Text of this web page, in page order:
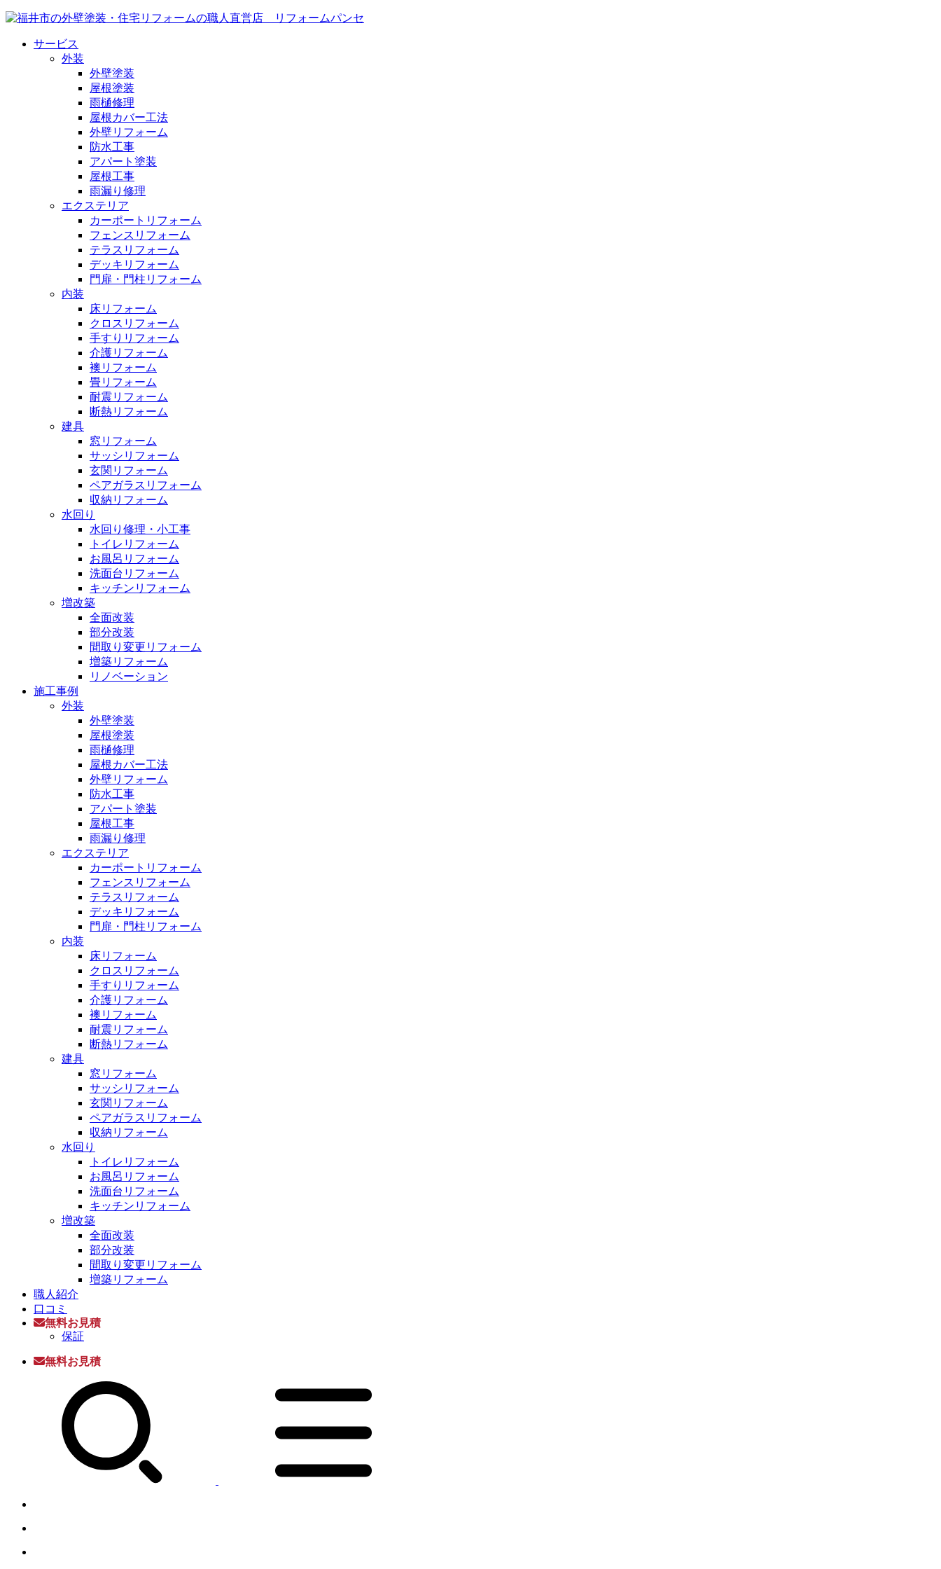
サービス
外装
外壁塗装
屋根塗装
雨樋修理
屋根カバー工法
外壁リフォーム
防水工事
アパート塗装
屋根工事
雨漏り修理
エクステリア
カーポートリフォーム
フェンスリフォーム
テラスリフォーム
デッキリフォーム
門扉・門柱リフォーム
内装
床リフォーム
クロスリフォーム
手すりリフォーム
介護リフォーム
襖リフォーム
畳リフォーム
耐震リフォーム
断熱リフォーム
建具
窓リフォーム
サッシリフォーム
玄関リフォーム
ペアガラスリフォーム
収納リフォーム
水回り
水回り修理・小工事
トイレリフォーム
お風呂リフォーム
洗面台リフォーム
キッチンリフォーム
増改築
全面改装
部分改装
間取り変更リフォーム
増築リフォーム
リノベーション
施工事例
外装
外壁塗装
屋根塗装
雨樋修理
屋根カバー工法
外壁リフォーム
防水工事
アパート塗装
屋根工事
雨漏り修理
エクステリア
カーポートリフォーム
フェンスリフォーム
テラスリフォーム
デッキリフォーム
門扉・門柱リフォーム
内装
床リフォーム
クロスリフォーム
手すりリフォーム
介護リフォーム
襖リフォーム
耐震リフォーム
断熱リフォーム
建具
窓リフォーム
サッシリフォーム
玄関リフォーム
ペアガラスリフォーム
収納リフォーム
水回り
トイレリフォーム
お風呂リフォーム
洗面台リフォーム
キッチンリフォーム
増改築
全面改装
部分改装
間取り変更リフォーム
増築リフォーム
職人紹介
口コミ
無料お見積
保証
無料お見積